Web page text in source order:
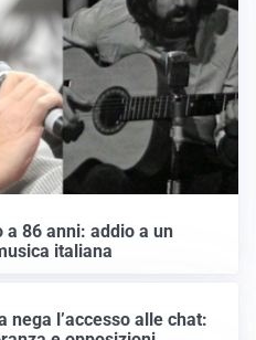
a 86 anni: addio a un
italiana
nega l’accesso alle chat: